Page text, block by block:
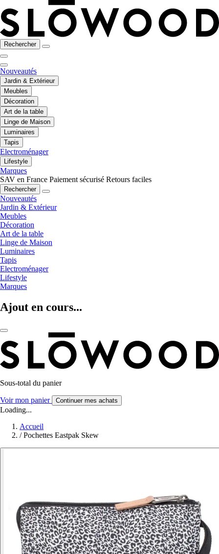
Rechercher
Nouveautés
Jardin & Extérieur
Meubles
Décoration
Art de la table
Linge de Maison
Luminaires
Tapis
Electroménager
Lifestyle
Marques
SAV en France Paiement sécurisé Retours faciles
Rechercher
Nouveautés
Jardin & Extérieur
Meubles
Décoration
Art de la table
Linge de Maison
Luminaires
Tapis
Electroménager
Lifestyle
Marques
Ajout en cours...
Sous-total du panier
Voir mon panier Continuer mes achats
Loading...
Accueil
/ Pochettes Eastpak Skew